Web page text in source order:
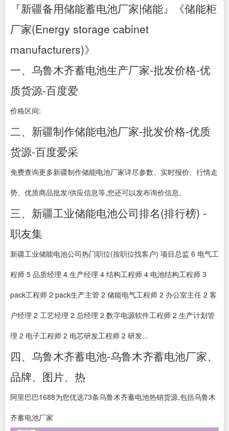
『新疆备用储能蓄电池厂家|储能』《储能柜
厂家(Energy storage cabinet
manufacturers)》
一、乌鲁木齐蓄电池生产厂家-批发价格-优
质货源-百度爱
价格区间:
二、新疆制作储能电池厂家-批发价格-优质
货源-百度爱采
免费查询更多新疆制作储能电池厂家详尽参数、实时报价、行情走
势、优质商品批发/供应信息等,您还可以发布询价信息。
三、新疆工业储能电池公司排名(排行榜) -
职友集
新疆工业储能电池公司热门职位(按职位找客户) 项目总监 6 电气工
程师 5 品质经理 4 生产经理 4 结构工程师 4 电池结构工程师 3
pack工程师 2 pack生产主管 2 储能电气工程师 2 办公室主任 2 客
户经理 2 工艺经理 2 总经理 2 数字电源软件工程师 2 生产计划管
理 2 电子工程师 2 电芯研发工程师 2 研发...
四、乌鲁木齐蓄电池-乌鲁木齐蓄电池厂家、
品牌、图片、热
阿里巴巴1688为您优选73条乌鲁木齐蓄电池热销货源,包括乌鲁木
齐蓄电池厂家